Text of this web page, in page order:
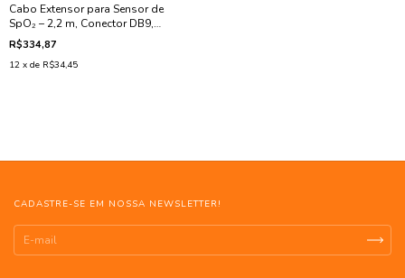
Cabo Extensor para Sensor de
SpO₂ – 2,2 m, Conector DB9,
Compatível com GE Datex
R$334,87
12 x de R$34,45
CADASTRE-SE EM NOSSA NEWSLETTER!